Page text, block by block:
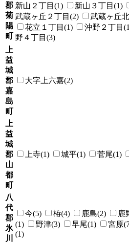
郡
菊
陽
町
新山２丁目(1)
新山３丁目(1)
武蔵ヶ丘２丁目(2)
武蔵ヶ丘
花立１丁目(1)
沖野２丁目
野４丁目(3)
上
益
城
郡
嘉
島
町
大字上六嘉(2)
上
益
城
郡
山
都
町
上寺(1) 城平(1) 菅尾(1)
八
代
郡
氷
川
今(5) 栫(4) 鹿島(2) 鹿
(1)
野津(3) 早尾(1) 宮原
(1)